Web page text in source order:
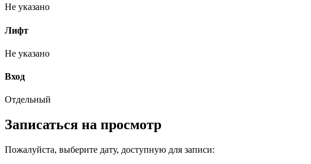
Не указано
Лифт
Не указано
Вход
Отдельный
Записаться на просмотр
Пожалуйста, выберите дату, доступную для записи: